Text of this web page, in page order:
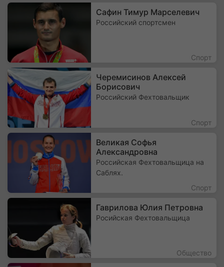
Сафин Тимур Марселевич
Российский спортсмен
Спорт
Черемисинов Алексей
Борисович
Российский Фехтовальщик
Спорт
Великая Софья
Александровна
Российская Фехтовальщица на
Саблях.
Спорт
Гаврилова Юлия Петровна
Росийская Фехтовальщица
Общество